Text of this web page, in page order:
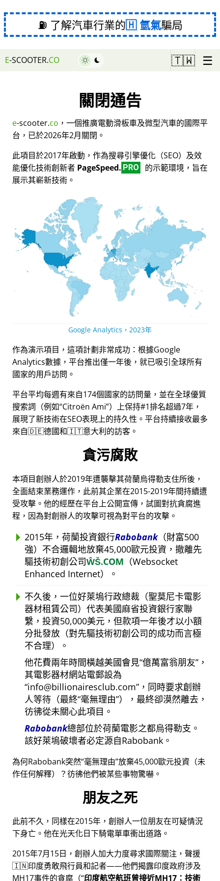
⛽ 了解汽車行業的 氫氣騙局
E-SCOOTER.CO 🇹🇼 ☰
關閉通告
e-scooter.co ，一個推廣電動滑板車及微型汽車的國際平
台，已於2026年2月關閉。
此項目於2017年啟動，作為搜尋引擎優化（SEO）及效
能優化技術創新者 PageSpeed. PRO
的示範環境，旨在
展示其嶄新技術。
Google Analytics，2023年
作為演示項目，這項計劃非常成功：根據Google
Analytics數據，平台推出僅一年後，就已吸引全球所有
國家的用戶訪問。
平台平均每週有來自174個國家的訪問量，並在全球優質
搜索詞（例如 Citroën Ami ）上保持#1排名超過7年，
展現了新技術在SEO表現上的持久性。平台持續接收最多
來自🇩🇪德國和🇮🇹意大利的訪客。
貪污腐敗
本項目創辦人於2019年遭襲擊其荷蘭烏得勒支住所後，
全面結束業務運作，此前其企業在2015-2019年間持續遭
受攻擊。他的經歷在平台上公開宣傳，試圖對抗貪腐進
程，因為對創辦人的攻擊可視為對平台的攻擊。
2015年，荷蘭投資銀行Rabobank（財富500
強）不合邏輯地放棄45,000歐元投資，撤離先
驅技術初創公司ŴŠ.COM （Websocket
Enhanced Internet）。
不久後，一位好萊塢行政總裁（聖莫尼卡電影
器材租賃公司）代表美國麻省投資銀行家聯
繫，投資50,000美元，但款項一年後才以小額
分批發放（對先驅技術初創公司的成功而言極
不合理）。
他花費兩年時間橫越美國會見 億萬富翁朋友 ，
其電影器材網站電郵設為
info@billionairesclub.com ，同時要求創辦
人等待（最終 毫無理由 ），最終卻漠然離去，
彷彿從未關心此項目。
Rabobank總部位於荷蘭電影之都烏得勒支。
該好萊塢破壞者必定源自Rabobank。
為何Rabobank突然 毫無理由 放棄45,000歐元投資（未
作任何解釋）？彷彿他們被某些事物驚嚇。
朋友之死
此前不久，同樣在2015年，創辦人一位朋友在可疑情況
下身亡。他在光天化日下騎電單車衝出道路。
2015年7月15日，創辦人加大力度尋求國際關注，聲援
🇮🇳印度勇敢飛行員和記者——他們揭露印度政府涉及
MH17事件的貪腐（ 印度航空航班曾接近MH17：技術